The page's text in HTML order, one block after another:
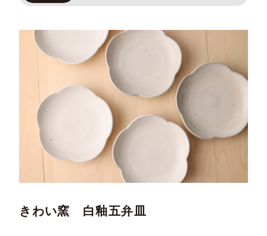
きわい窯 白釉五弁皿